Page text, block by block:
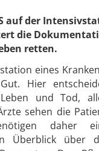
auf der
die
retten.
eines
Hier
und Tod,
sehen die
daher
Überblick über